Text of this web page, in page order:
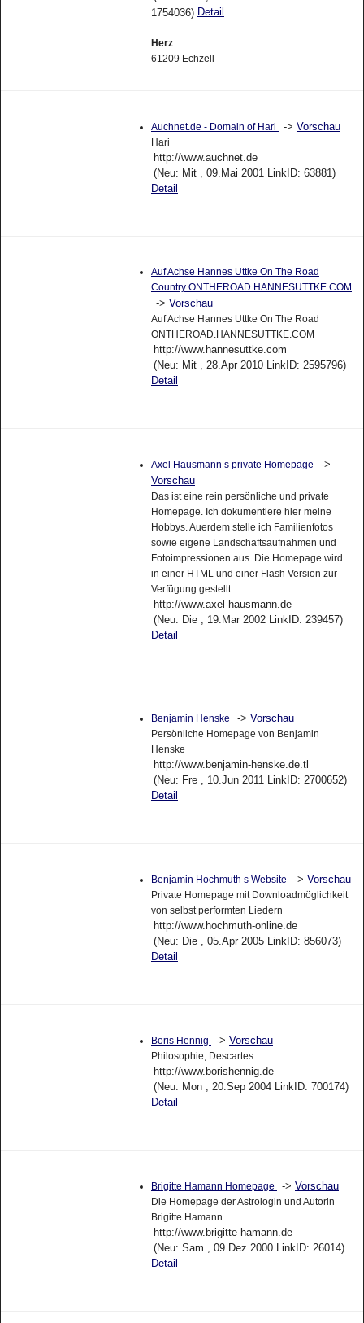
1754036) Detail
Herz
61209 Echzell
Auchnet.de - Domain of Hari -> Vorschau
Hari
http://www.auchnet.de
(Neu: Mit , 09.Mai 2001 LinkID: 63881)
Detail
Auf Achse Hannes Uttke On The Road
Country ONTHEROAD.HANNESUTTKE.COM
-> Vorschau
Auf Achse Hannes Uttke On The Road
ONTHEROAD.HANNESUTTKE.COM
http://www.hannesuttke.com
(Neu: Mit , 28.Apr 2010 LinkID: 2595796)
Detail
Axel Hausmann s private Homepage
->
Vorschau
Das ist eine rein persönliche und private
Homepage. Ich dokumentiere hier meine
Hobbys. Auerdem stelle ich Familienfotos
sowie eigene Landschaftsaufnahmen und
Fotoimpressionen aus. Die Homepage wird
in einer HTML und einer Flash Version zur
Verfügung gestellt.
http://www.axel-hausmann.de
(Neu: Die , 19.Mar 2002 LinkID: 239457)
Detail
Benjamin Henske -> Vorschau
Persönliche Homepage von Benjamin
Henske
http://www.benjamin-henske.de.tl
(Neu: Fre , 10.Jun 2011 LinkID: 2700652)
Detail
Benjamin Hochmuth s Website -> Vorschau
Private Homepage mit Downloadmöglichkeit
von selbst performten Liedern
http://www.hochmuth-online.de
(Neu: Die , 05.Apr 2005 LinkID: 856073)
Detail
Boris Hennig -> Vorschau
Philosophie, Descartes
http://www.borishennig.de
(Neu: Mon , 20.Sep 2004 LinkID: 700174)
Detail
Brigitte Hamann Homepage -> Vorschau
Die Homepage der Astrologin und Autorin
Brigitte Hamann.
http://www.brigitte-hamann.de
(Neu: Sam , 09.Dez 2000 LinkID: 26014)
Detail